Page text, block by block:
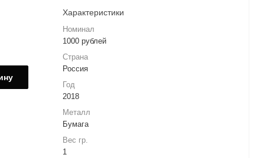
Характеристики
Номинал
1000 рублей
Страна
Россия
Год
2018
Металл
Бумага
Вес гр.
1